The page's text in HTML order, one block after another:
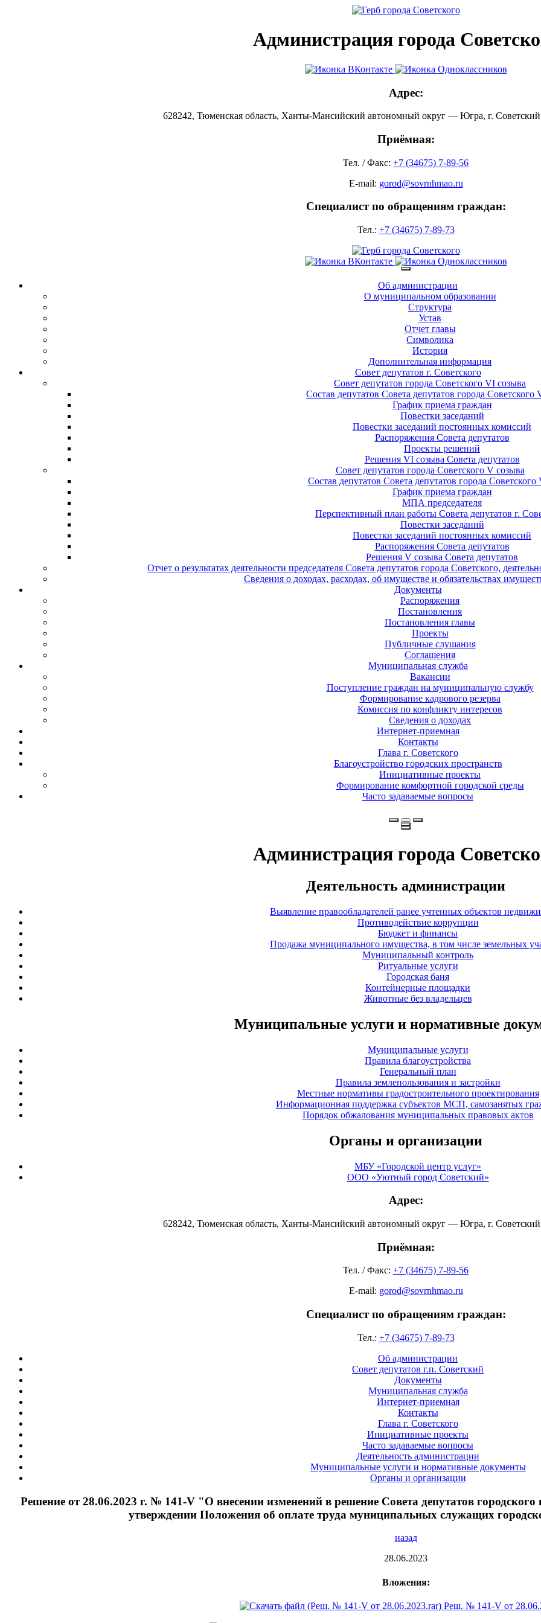
Администрация города
Адрес:
628242, Тюменская область, Ханты-Мансийский автономный округ — Югра, г.
Приёмная:
Тел. / Факс: +7 (34675) 7-89-56
E-mail: gorod@sovrnhmao.ru
Специалист по обращениям граждан:
Тел.: +7 (34675) 7-89-73
Об администрации
О муниципальном образовании
Структура
Устав
Отчет главы
Символика
История
Дополнительная информация
Совет депутатов г. Советского
Совет депутатов города Советского VI созыва
Состав депутатов Совета депутатов города Советского
График приема граждан
Повестки заседаний
Повестки заседаний постоянных комиссий
Распоряжения Совета депутатов
Проекты решений
Решения VI созыва Совета депутатов
Совет депутатов города Советского V созыва
Состав депутатов Совета депутатов города Советского
График приема граждан
МПА председателя
Перспективный план работы Совета депутатов г.
Повестки заседаний
Повестки заседаний постоянных комиссий
Распоряжения Совета депутатов
Решения V созыва Совета депутатов
Отчет о результатах деятельности председателя Совета депутатов города Советского,
Сведения о доходах, расходах, об имуществе и обязательствах
Документы
Распоряжения
Постановления
Постановления главы
Проекты
Публичные слушания
Соглашения
Муниципальная служба
Вакансии
Поступление граждан на муниципальную службу
Формирование кадрового резерва
Комиссия по конфликту интересов
Сведения о доходах
Интернет-приемная
Контакты
Глава г. Советского
Благоустройство городских пространств
Инициативные проекты
Формирование комфортной городской среды
Часто задаваемые вопросы
Администрация города
Деятельность администрации
Выявление правообладателей ранее учтенных объектов
Противодействие коррупции
Бюджет и финансы
Продажа муниципального имущества, в том числе земельных
Муниципальный контроль
Ритуальные услуги
Городская баня
Контейнерные площадки
Животные без владельцев
Муниципальные услуги и нормативные
Муниципальные услуги
Правила благоустройства
Генеральный план
Правила землепользования и застройки
Местные нормативы градостроительного проектирования
Информационная поддержка субъектов МСП, самозанятых
Порядок обжалования муниципальных правовых актов
Органы и организации
МБУ «Городской центр услуг»
ООО «Уютный город Советский»
Адрес:
628242, Тюменская область, Ханты-Мансийский автономный округ — Югра, г.
Приёмная:
Тел. / Факс: +7 (34675) 7-89-56
E-mail: gorod@sovrnhmao.ru
Специалист по обращениям граждан:
Тел.: +7 (34675) 7-89-73
Об администрации
Совет депутатов г.п. Советский
Документы
Муниципальная служба
Интернет-приемная
Контакты
Глава г. Советского
Инициативные проекты
Часто задаваемые вопросы
Деятельность администрации
Муниципальные услуги и нормативные документы
Органы и организации
Решение от 28.06.2023 г. № 141-V "О внесении изменений в решение Совета депутатов
утверждении Положения об оплате труда муниципальных служащих
назад
28.06.2023
Вложения:
Реш. № 141-V от 28.06.2023.rar